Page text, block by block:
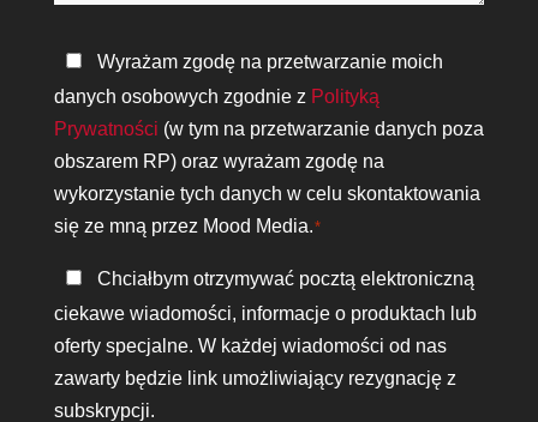
Polityka
prywatności
*
Wyrażam zgodę na przetwarzanie moich
danych osobowych zgodnie z Polityką
Prywatności (w tym na przetwarzanie danych poza
obszarem RP) oraz wyrażam zgodę na
wykorzystanie tych danych w celu skontaktowania
się ze mną przez Mood Media.*
Bądź
w
kontakcie
Chciałbym otrzymywać pocztą elektroniczną
ciekawe wiadomości, informacje o produktach lub
oferty specjalne. W każdej wiadomości od nas
zawarty będzie link umożliwiający rezygnację z
subskrypcji.